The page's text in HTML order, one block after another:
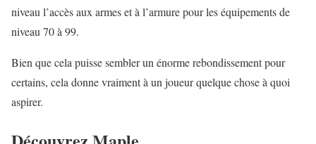
niveau l’accès aux armes et à l’armure pour les équipements de
niveau 70 à 99.
Bien que cela puisse sembler un énorme rebondissement pour
certains, cela donne vraiment à un joueur quelque chose à quoi
aspirer.